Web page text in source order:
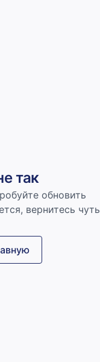
так
обновить
вернитесь чуть